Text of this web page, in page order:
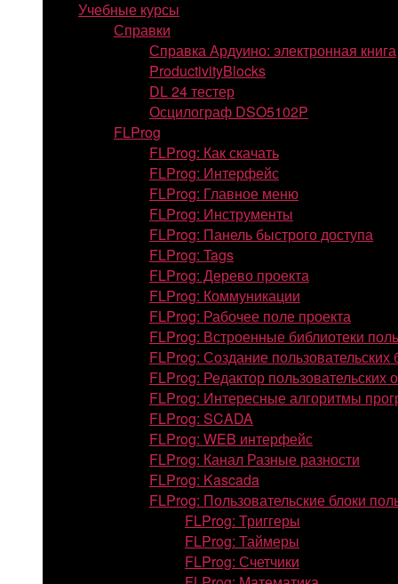
Учебные курсы
Справки
Справка Ардуино: электронная книга
ProductivityBlocks
DL 24 тестер
Осцилограф DSO5102P
FLProg
FLProg: Как скачать
FLProg: Интерфейс
FLProg: Главное меню
FLProg: Инструменты
FLProg: Панель быстрого доступа
FLProg: Tags
FLProg: Дерево проекта
FLProg: Коммуникации
FLProg: Рабочее поле проекта
FLProg: Встроенные библиотеки
FLProg: Создание пользовательских
FLProg: Редактор пользовательских
FLProg: Интересные алгоритмы
FLProg: SCADA
FLProg: WEB интерфейс
FLProg: Канал Разные разности
FLProg: Kascada
FLProg: Пользовательские блоки
FLProg: Триггеры
FLProg: Таймеры
FLProg: Счетчики